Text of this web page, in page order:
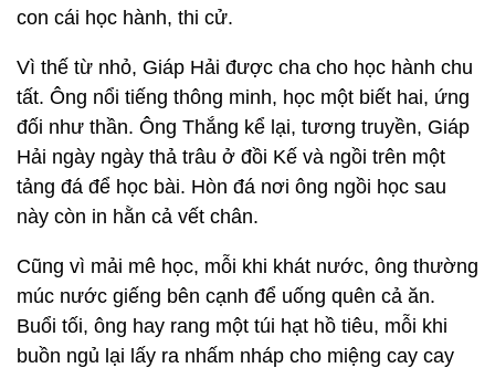
con cái học hành, thi cử.
Vì thế từ nhỏ, Giáp Hải được cha cho học hành chu
tất. Ông nổi tiếng thông minh, học một biết hai, ứng
đối như thần. Ông Thắng kể lại, tương truyền, Giáp
Hải ngày ngày thả trâu ở đồi Kế và ngồi trên một
tảng đá để học bài. Hòn đá nơi ông ngồi học sau
này còn in hằn cả vết chân.
Cũng vì mải mê học, mỗi khi khát nước, ông thường
múc nước giếng bên cạnh để uống quên cả ăn.
Buổi tối, ông hay rang một túi hạt hồ tiêu, mỗi khi
buồn ngủ lại lấy ra nhấm nháp cho miệng cay cay